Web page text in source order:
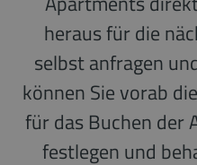
heraus für die
selbst anfragen
können Sie vorab
für das Buchen der
festlegen und